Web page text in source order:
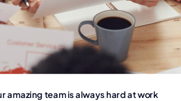
amazing team is always hard at work